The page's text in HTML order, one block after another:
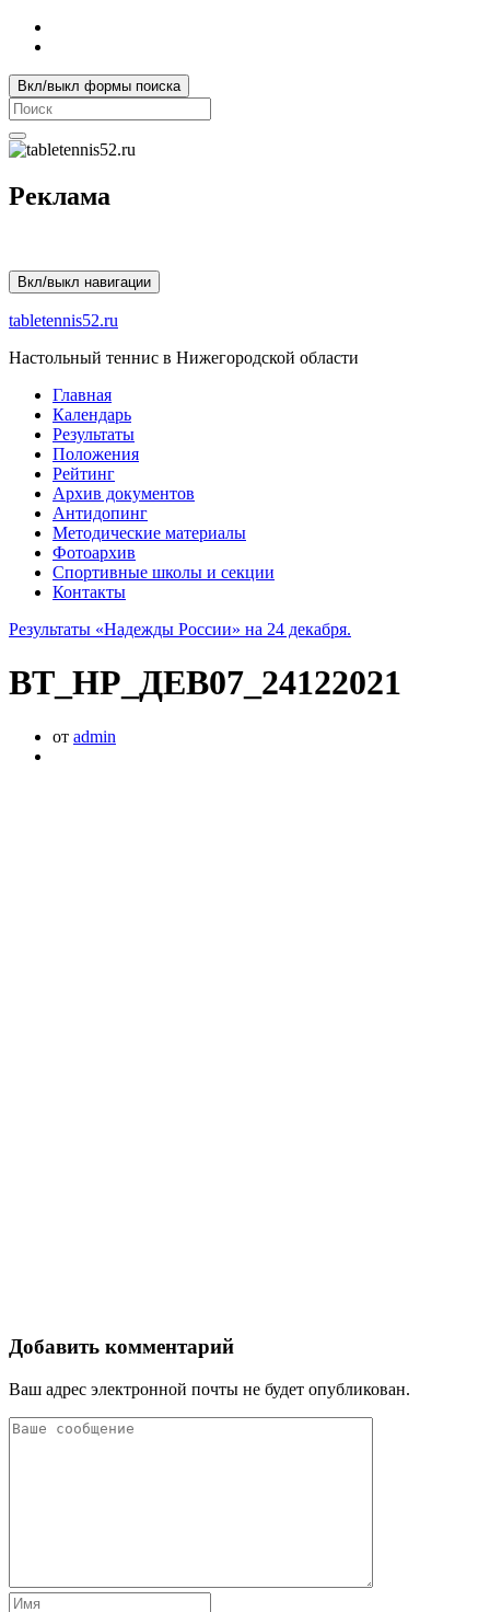
Вкл/выкл формы поиска
Search
for:
Реклама
Вкл/выкл навигации
tabletennis52.ru
Настольный теннис в Нижегородской области
Главная
Календарь
Результаты
Положения
Рейтинг
Архив документов
Антидопинг
Методические материалы
Фотоархив
Спортивные школы и секции
Контакты
Результаты «Надежды России» на 24 декабря.
ВТ_НР_ДЕВ07_24122021
от admin
Добавить комментарий
Ваш адрес электронной почты не будет опубликован.